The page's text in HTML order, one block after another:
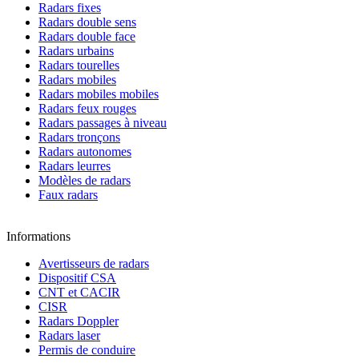
Radars fixes
Radars double sens
Radars double face
Radars urbains
Radars tourelles
Radars mobiles
Radars mobiles mobiles
Radars feux rouges
Radars passages à niveau
Radars tronçons
Radars autonomes
Radars leurres
Modèles de radars
Faux radars
Informations
Avertisseurs de radars
Dispositif CSA
CNT et CACIR
CISR
Radars Doppler
Radars laser
Permis de conduire